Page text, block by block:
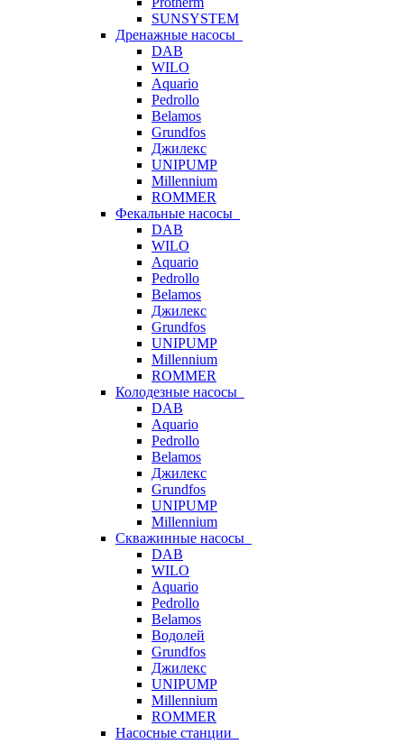
SUNSYSTEM
Дренажные насосы
DAB
WILO
Aquario
Pedrollo
Belamos
Grundfos
Джилекс
UNIPUMP
Millennium
ROMMER
Фекальные насосы
DAB
WILO
Aquario
Pedrollo
Belamos
Джилекс
Grundfos
UNIPUMP
Millennium
ROMMER
Колодезные насосы
DAB
Aquario
Pedrollo
Belamos
Джилекс
Grundfos
UNIPUMP
Millennium
Скважинные насосы
DAB
WILO
Aquario
Pedrollo
Belamos
Водолей
Grundfos
Джилекс
UNIPUMP
Millennium
ROMMER
Насосные станции